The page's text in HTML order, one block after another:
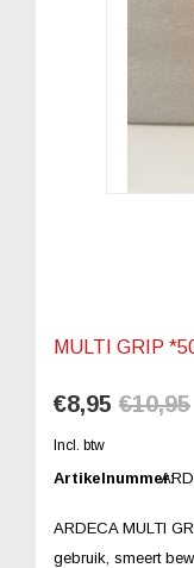
MULTI GRIP
€8,95 €10,95
Incl. btw
Artikelnummer:
ARDECA MULTI
gebruik, smeert